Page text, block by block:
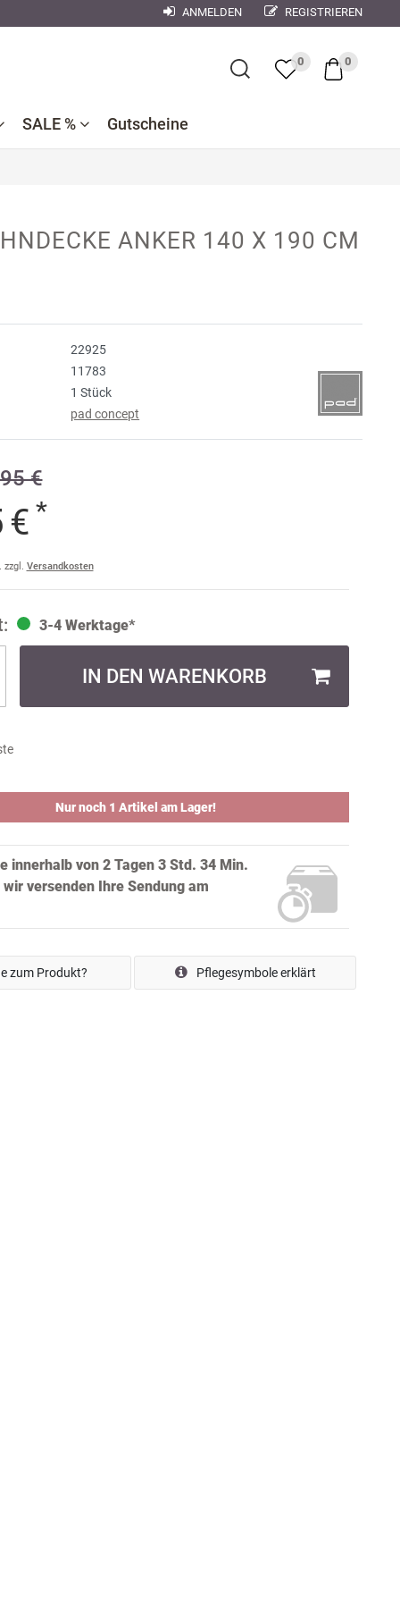
×
ANMELDEN REGISTRIEREN
SALE %
Badtextilien
Bettwäsche
Dekokissen
Gutscheine
0 0
ANKER 140 X 190 CM
22925
11783
1 Stück
pad concept
€
€ *
zzgl. Versandkosten
3-4 Werktage*
IN DEN WARENKORB
Nur noch 1 Artikel am Lager!
innerhalb von 2 Tagen 3 Std. 34 Min.
wir versenden Ihre Sendung am
zum Produkt? Pflegesymbole erklärt